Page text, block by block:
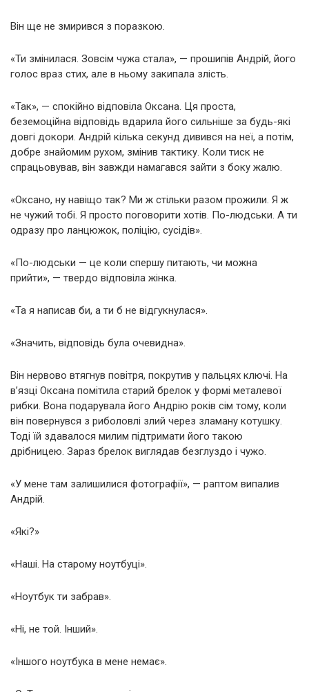
Він ще не змирився з поразкою.
«Ти змінилася. Зовсім чужа стала», — прошипів Андрій, його
голос враз стих, але в ньому закипала злість.
«Так», — спокійно відповіла Оксана. Ця проста,
беземоційна відповідь вдарила його сильніше за будь-які
довгі докори. Андрій кілька секунд дивився на неї, а потім,
добре знайомим рухом, змінив тактику. Коли тиск не
спрацьовував, він завжди намагався зайти з боку жалю.
«Оксано, ну навіщо так? Ми ж стільки разом прожили. Я ж
не чужий тобі. Я просто поговорити хотів. По-людськи. А ти
одразу про ланцюжок, поліцію, сусідів».
«По-людськи — це коли спершу питають, чи можна
прийти», — твердо відповіла жінка.
«Та я написав би, а ти б не відгукнулася».
«Значить, відповідь була очевидна».
Він нервово втягнув повітря, покрутив у пальцях ключі. На
в’язці Оксана помітила старий брелок у формі металевої
рибки. Вона подарувала його Андрію років сім тому, коли
він повернувся з риболовлі злий через зламану котушку.
Тоді їй здавалося милим підтримати його такою
дрібницею. Зараз брелок виглядав безглуздо і чужо.
«У мене там залишилися фотографії», — раптом випалив
Андрій.
«Які?»
«Наші. На старому ноутбуці».
«Ноутбук ти забрав».
«Ні, не той. Інший».
«Іншого ноутбука в мене немає».